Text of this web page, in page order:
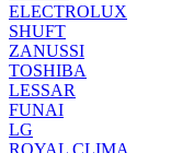
ELECTROLUX
SHUFT
ZANUSSI
TOSHIBA
LESSAR
FUNAI
LG
ROYAL CLIMA